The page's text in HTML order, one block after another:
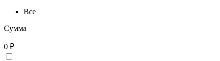
Все
Сумма
0 ₽